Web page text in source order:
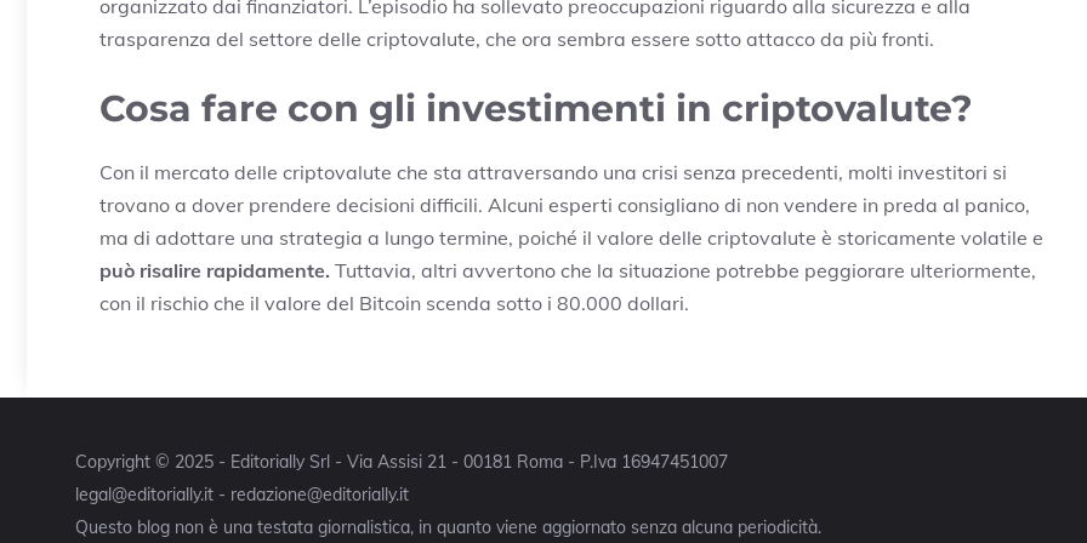
organizzato dai finanziatori. L’episodio ha sollevato preoccupazioni riguardo alla sicurezza e alla
trasparenza del settore delle criptovalute, che ora sembra essere sotto attacco da più fronti.
Cosa fare con gli investimenti in criptovalute?
Con il mercato delle criptovalute che sta attraversando una crisi senza precedenti, molti investitori si
trovano a dover prendere decisioni difficili. Alcuni esperti consigliano di non vendere in preda al panico,
ma di adottare una strategia a lungo termine, poiché il valore delle criptovalute è storicamente volatile e
può risalire rapidamente. Tuttavia, altri avvertono che la situazione potrebbe peggiorare ulteriormente,
con il rischio che il valore del Bitcoin scenda sotto i 80.000 dollari.
Copyright © 2025 - Editorially Srl - Via Assisi 21 - 00181 Roma - P.Iva 16947451007
legal@editorially.it - redazione@editorially.it
Questo blog non è una testata giornalistica, in quanto viene aggiornato senza alcuna periodicità.